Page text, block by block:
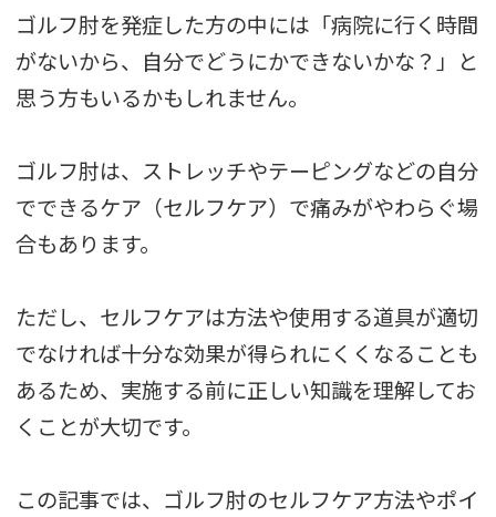
ゴルフ肘を発症した方の中には「病院に行く時間
がないから、自分でどうにかできないかな？」と
思う方もいるかもしれません。
ゴルフ肘は、ストレッチやテーピングなどの自分
でできるケア（セルフケア）で痛みがやわらぐ場
合もあります。
ただし、セルフケアは方法や使用する道具が適切
でなければ十分な効果が得られにくくなることも
あるため、実施する前に正しい知識を理解してお
くことが大切です。
この記事では、ゴルフ肘のセルフケア方法やポイ